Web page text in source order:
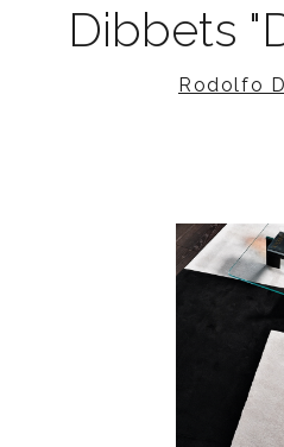
Dibbets
Rodolfo